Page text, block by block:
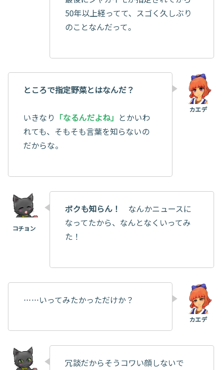
50年以上経ってて、スゴく久しぶり
のことなんだって。
ところで指定野菜とはなんだ？
いきなり 「なるんだよね」 とかいわ
れても、そもそも言葉を知らないの
だからな。
ボクも知らん！
なんかニュースに
なってたから、なんとなくいってみ
た！
……いってみたかっただけか？
冗談だからそうコワい顔しないで